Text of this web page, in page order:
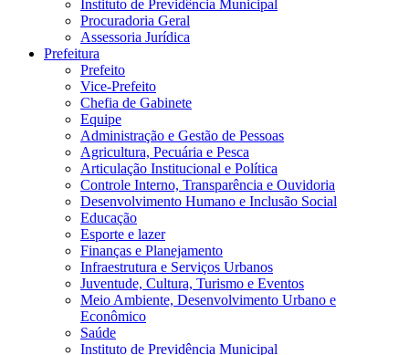
Instituto de Previdência Municipal
Procuradoria Geral
Assessoria Jurídica
Prefeitura
Prefeito
Vice-Prefeito
Chefia de Gabinete
Equipe
Administração e Gestão de Pessoas
Agricultura, Pecuária e Pesca
Articulação Institucional e Política
Controle Interno, Transparência e Ouvidoria
Desenvolvimento Humano e Inclusão Social
Educação
Esporte e lazer
Finanças e Planejamento
Infraestrutura e Serviços Urbanos
Juventude, Cultura, Turismo e Eventos
Meio Ambiente, Desenvolvimento Urbano e
Econômico
Saúde
Instituto de Previdência Municipal